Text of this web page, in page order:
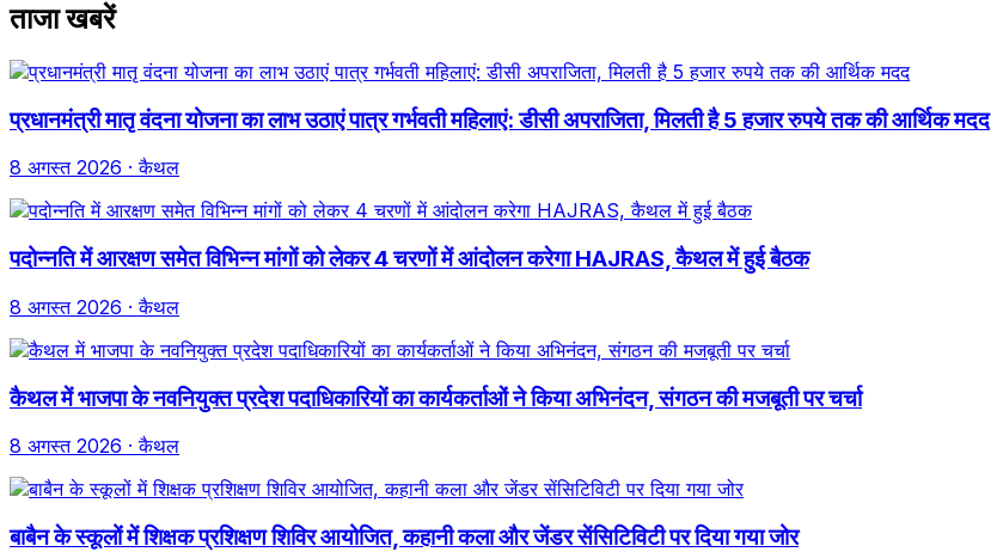
ताजा खबरें
प्रधानमंत्री मातृ वंदना योजना का लाभ उठाएं पात्र गर्भवती महिलाएं: डीसी अपराजिता, मिलती है 5 हजार रुपये तक की आर्थिक मदद
8 अगस्त 2026 · कैथल
पदोन्नति में आरक्षण समेत विभिन्न मांगों को लेकर 4 चरणों में आंदोलन करेगा HAJRAS, कैथल में हुई बैठक
8 अगस्त 2026 · कैथल
कैथल में भाजपा के नवनियुक्त प्रदेश पदाधिकारियों का कार्यकर्ताओं ने किया अभिनंदन, संगठन की मजबूती पर चर्चा
8 अगस्त 2026 · कैथल
बाबैन के स्कूलों में शिक्षक प्रशिक्षण शिविर आयोजित, कहानी कला और जेंडर सेंसिटिविटी पर दिया गया जोर